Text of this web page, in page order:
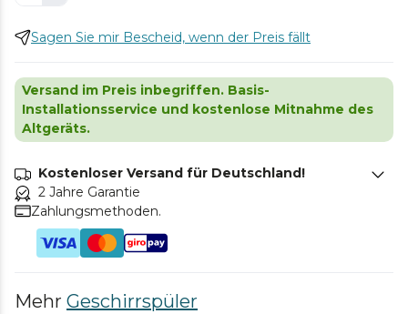
Sagen Sie mir Bescheid, wenn der Preis fällt
Versand im Preis inbegriffen. Basis-
Installationsservice und kostenlose Mitnahme des
Altgeräts.
Kostenloser Versand für Deutschland!
2 Jahre Garantie
Zahlungsmethoden.
Mehr Geschirrspüler